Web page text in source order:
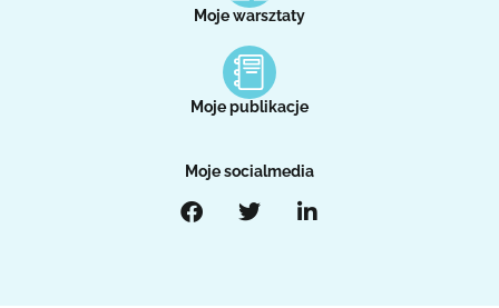
Moje warsztaty
Moje publikacje
Moje socialmedia